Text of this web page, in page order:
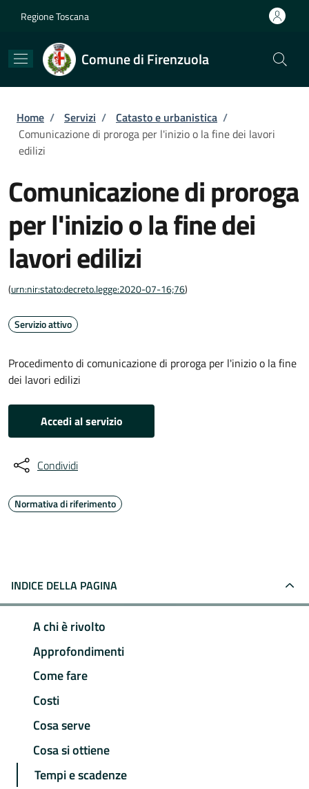
Regione Toscana
Comune di Firenzuola
Briciole di pane
Home / Servizi / Catasto e urbanistica /
Comunicazione di proroga per l'inizio o la fine dei lavori
edilizi
Comunicazione di proroga
per l'inizio o la fine dei
lavori edilizi
(urn:nir:stato:decreto.legge:2020-07-16;76)
Servizio attivo
Procedimento di comunicazione di proroga per l'inizio o la fine
dei lavori edilizi
Accedi al servizio
Condividi
Normativa di riferimento
INDICE DELLA PAGINA
A chi è rivolto
Approfondimenti
Come fare
Costi
Cosa serve
Cosa si ottiene
Tempi e scadenze